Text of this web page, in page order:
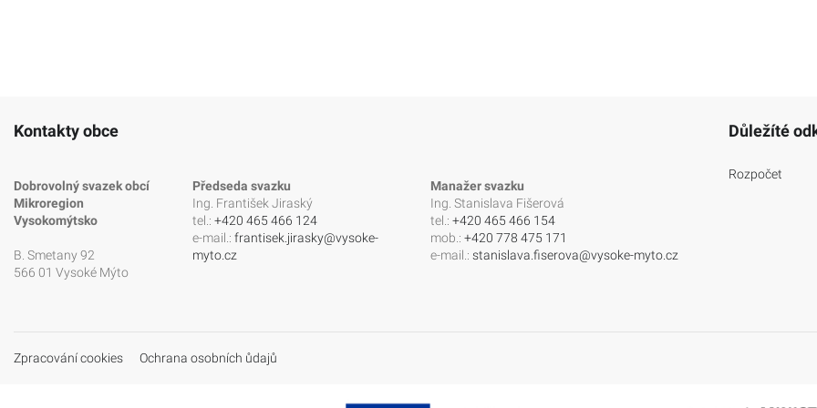
Kontakty obce
Dobrovolný svazek obcí
Mikroregion
Vysokomýtsko
B. Smetany 92
566 01 Vysoké Mýto
Předseda svazku
Ing. František Jiraský
tel.: +420 465 466 124
e-mail.: frantisek.jirasky@vysoke-
myto.cz
Manažer svazku
Ing. Stanislava Fišerová
tel.:+420 465 466 154
mob.:+420 778 475 171
e-mail.:stanislava.fiserova@vysoke-myto.cz
Důležíté
Rozpočet
Zpracování cookies Ochrana osobních ůdajů